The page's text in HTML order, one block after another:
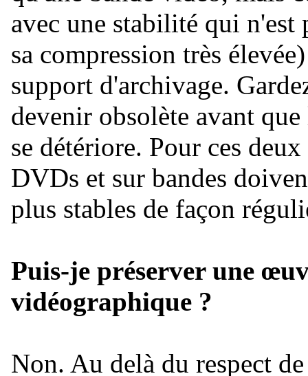
avec une stabilité qui n'est
sa compression très
support d'archivage.
devenir obsolète avant
se détériore. Pour ces
DVDs et sur bandes
plus stables de façon
Puis-je préserver une
vidéographique ?
Non. Au delà du respect